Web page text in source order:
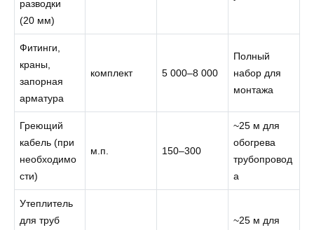
разводки
(20 мм)
Фитинги,
краны,
запорная
арматура
комплект 5 000–8 000
Полный
набор для
монтажа
Греющий
кабель (при
необходимо
сти)
м.п. 150–300
~25 м для
обогрева
трубопровод
а
Утеплитель
для труб
~25 м для